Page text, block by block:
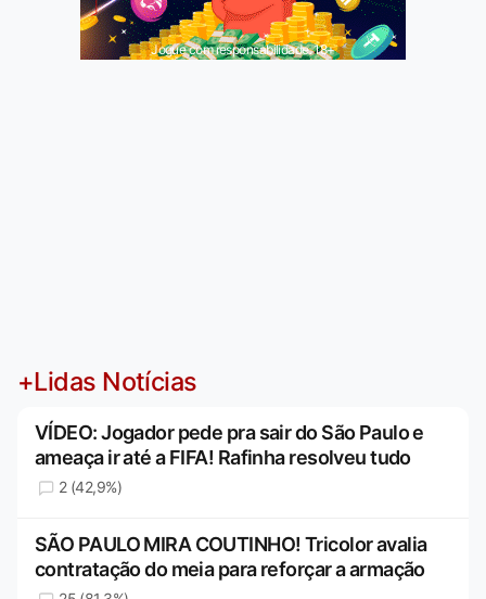
Jogue com responsabilidade. 18+
+Lidas Notícias
VÍDEO: Jogador pede pra sair do São Paulo e
ameaça ir até a FIFA! Rafinha resolveu tudo
2 (42,9%)
SÃO PAULO MIRA COUTINHO! Tricolor avalia
contratação do meia para reforçar a armação